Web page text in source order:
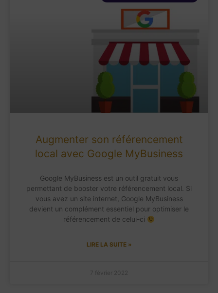
Augmenter son référencement
local avec Google MyBusiness
Google MyBusiness est un outil gratuit vous
permettant de booster votre référencement local. Si
vous avez un site internet, Google MyBusiness
devient un complément essentiel pour optimiser le
référencement de celui-ci
LIRE LA SUITE »
7 février 2022